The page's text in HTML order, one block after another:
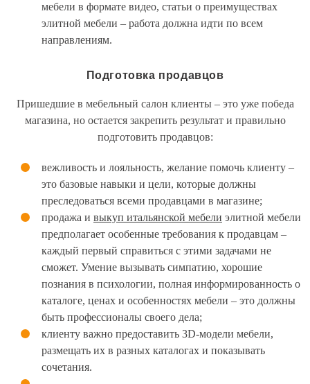
мебели в формате видео, статьи о преимуществах
элитной мебели – работа должна идти по всем
направлениям.
Подготовка продавцов
Пришедшие в мебельный салон клиенты – это уже победа
магазина, но остается закрепить результат и правильно
подготовить продавцов:
вежливость и лояльность, желание помочь клиенту –
это базовые навыки и цели, которые должны
преследоваться всеми продавцами в магазине;
продажа и выкуп итальянской мебели элитной мебели
предполагает особенные требования к продавцам –
каждый первый справиться с этими задачами не
сможет. Умение вызывать симпатию, хорошие
познания в психологии, полная информированность о
каталоге, ценах и особенностях мебели – это должны
быть профессионалы своего дела;
клиенту важно предоставить 3D-модели мебели,
размещать их в разных каталогах и показывать
сочетания.